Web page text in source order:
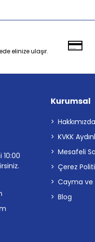
elinize ulaşır.
Kurumsal
KVKK
Mesafeli
Çerez
Cayma ve
Blog